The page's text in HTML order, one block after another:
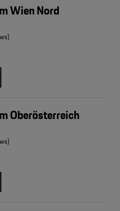
Wien Nord
)
Oberösterreich
)